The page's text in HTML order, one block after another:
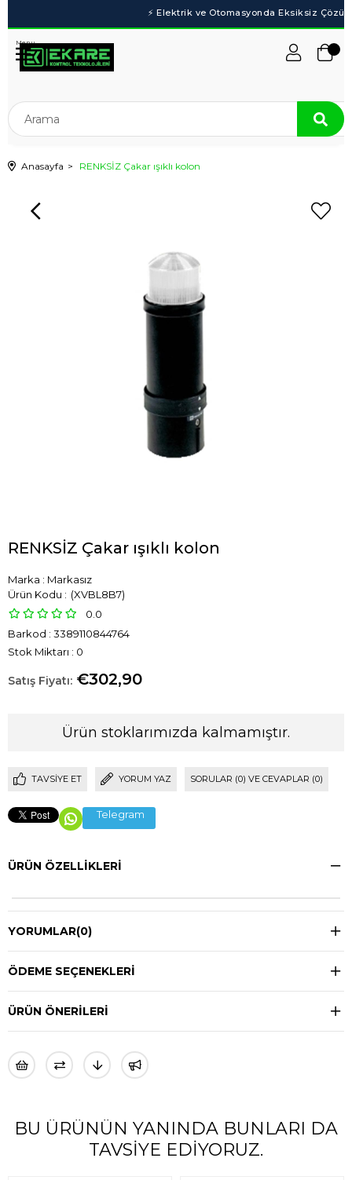
Menu
Anasayfa RENKSİZ Çakar ışıklı kolon
RENKSİZ Çakar ışıklı kolon
Marka : Markasız
(XVBL8B7)
0.0
Barkod : 3389110844764
Stok Miktarı : 0
€302,90
Ürün stoklarımızda kalmamıştır.
TAVSIYE ET YORUM YAZ SORULAR (0) VE CEVAPLAR (0)
Telegram
ÜRÜN ÖZELLIKLERI
YORUMLAR(0)
ÖDEME SEÇENEKLERI
ÜRÜN ÖNERILERI
BU ÜRÜNÜN YANINDA BUNLARI DA
TAVSIYE EDIYORUZ.